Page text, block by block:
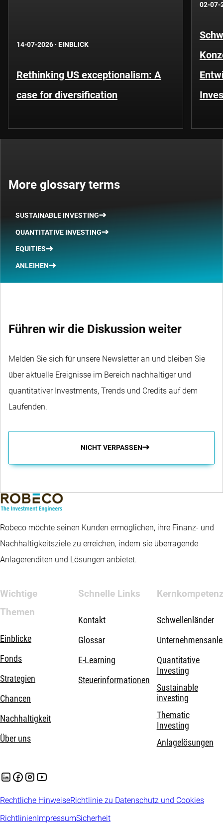
14-07-2026 · EINBLICK
Rethinking US exceptionalism: A
case for diversification
02-07-
More glossary terms
SUSTAINABLE INVESTING
QUANTITATIVE INVESTING
EQUITIES
ANLEIHEN
Führen wir die Diskussion weiter
Melden Sie sich für unsere Newsletter an und bleiben Sie
über aktuelle Ereignisse im Bereich nachhaltiger und
quantitativer Investments, Trends und Credits auf dem
Laufenden.
NICHT VERPASSEN
Robeco möchte seinen Kunden ermöglichen, ihre Finanz- und
Nachhaltigkeitsziele zu erreichen, indem sie überragende
Anlagerenditen und Lösungen anbietet.
Wichtige
Themen
Einblicke
Fonds
Strategien
Chancen
Nachhaltigkeit
Über uns
Schnelle Links
Kontakt
Glossar
E-Learning
Steuerinformationen
Schwellenländer
Quantitative
Investing
Sustainable
investing
Thematic
Investing
Anlagelösungen
Rechtliche HinweiseRichtlinie zu Datenschutz und Cookies
RichtlinienImpressumSicherheit